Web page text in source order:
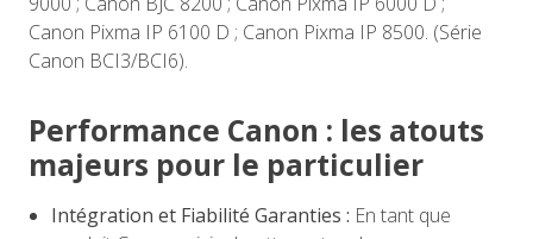
Canon Pixma IP 6100 D ; Canon Pixma IP 8500. (Série
Canon BCI3/BCI6).
Performance Canon : les atouts
majeurs pour le particulier
Intégration et Fiabilité Garanties : En tant que